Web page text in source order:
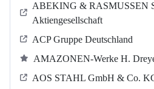
ABEKING & RASMUSSEN
Aktiengesellschaft
ACP Gruppe Deutschland
AMAZONEN-Werke H.
AOS STAHL GmbH & Co.